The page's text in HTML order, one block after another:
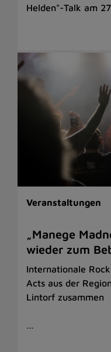
Helden"-Talk am
Veranstaltungen
„Manege
wieder zum
Internationale
Acts aus der
Lintorf zusammen
…